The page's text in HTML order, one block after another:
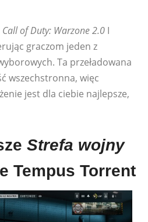
Call of Duty: Warzone 2.0 I
graczom jeden z
Ta przeładowana
wszechstronna, więc
jest dla ciebie najlepsze,
Strefa wojny
Tempus Torrent